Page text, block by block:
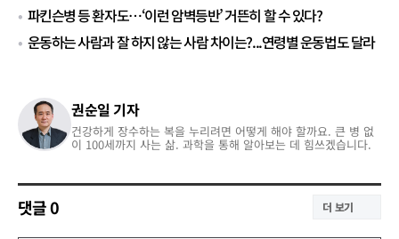
파킨슨병 등 환자도…‘이런 암벽등반’ 거뜬히 할 수 있다?
운동하는 사람과 잘 하지 않는 사람 차이는?...연령별 운동법도 달라
권순일 기자
건강하게 장수하는 복을 누리려면 어떻게 해야 할까요. 큰 병 없
이 100세까지 사는 삶. 과학을 통해 알아보는 데 힘쓰겠습니다.
댓글0 더 보기